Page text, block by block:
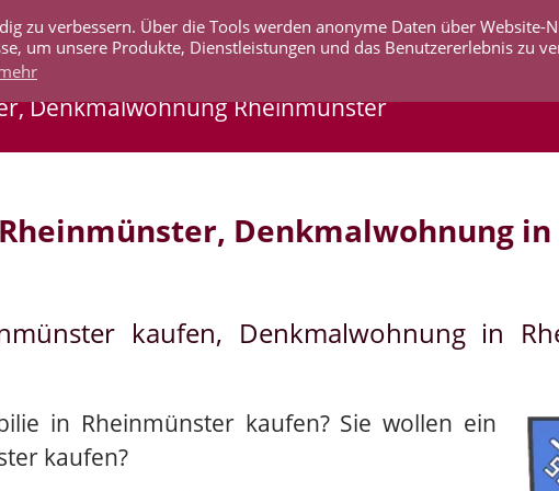
zu verbessern. Über die Tools werden anonyme Daten über Website-
um unsere Produkte, Dienstleistungen und das Benutzererlebnis zu
AKTUELLES UNTERNEHMEN SERVICE
Denkmalwohnung Rheinmünster
Denkmalwohnung in
kaufen, Denkmalwohnung in
in Rheinmünster kaufen? Sie wollen ein
kaufen?